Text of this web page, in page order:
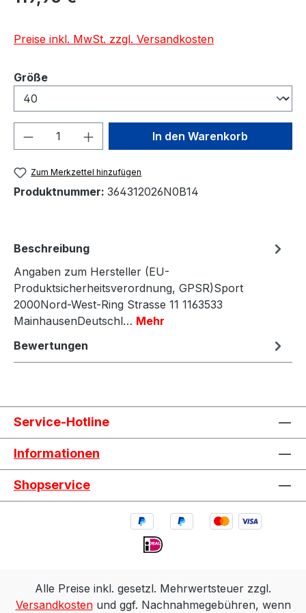
Preise inkl. MwSt. zzgl. Versandkosten
Größeauswählen
Produkt Anzahl: Gib denIn den Warenkorb
Zum Merkzettel hinzufügen
Produktnummer: 364312026N0B14
Beschreibung
Angaben zum Hersteller (EU-
Produktsicherheitsverordnung, GPSR)Sport
2000Nord-West-Ring Strasse 11 1163533
MainhausenDeutschl… Mehr
Bewertungen
Service-Hotline
Informationen
Shopservice
Alle Preise inkl. gesetzl. Mehrwertsteuer zzgl.
Versandkostenund ggf. Nachnahmegebühren, wenn